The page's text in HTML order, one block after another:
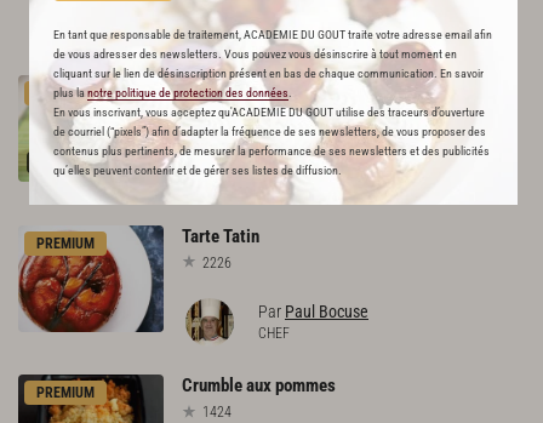
En tant que responsable de traitement, ACADEMIE DU GOUT traite votre adresse email afin
de vous adresser des newsletters. Vous pouvez vous désinscrire à tout moment en
cliquant sur le lien de désinscription présent en bas de chaque communication. En savoir
plus lanotre politique de protection des données
En vous inscrivant, vous acceptez qu'ACADEMIE DU GOUT utilise des traceurs d’ouverture
de courriel (“pixels”) afin d’adapter la fréquence de ses newsletters, de vous proposer des
contenus plus pertinents, de mesurer la performance de ses newsletters et des publicités
qu’elles peuvent contenir et de gérer ses listes de diffusion.
L'ACADÉMIE DU GOÛT VOUS
RECOMMANDE
PREMIUM Chutney defigues
359
ParAlain Ducasse
CHEF
PREMIUM TarteTatin
2226
Par Paul Bocuse
CHEF
PREMIUM Crumbleauxpommes
1424